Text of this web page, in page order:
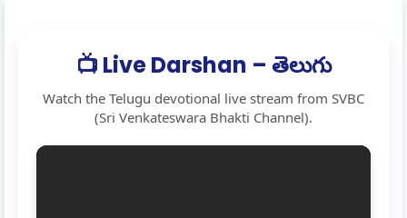
📺 Live Darshan – తెలుగు
Watch the Telugu devotional live stream from SVBC
(Sri Venkateswara Bhakti Channel).